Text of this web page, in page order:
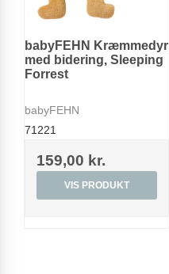
babyFEHN Kræmmedyr
med bidering, Sleeping
Forrest
babyFEHN
71221
159,00 kr.
VIS PRODUKT